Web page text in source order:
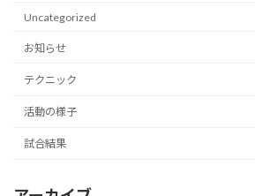
Uncategorized
お知らせ
テクニック
活動の様子
試合結果